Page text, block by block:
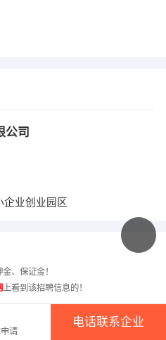
公司
企业创业园区
、保证金！
上看到该招聘信息的！
请
电话联系企业